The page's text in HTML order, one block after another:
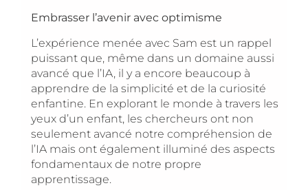
Embrasser l’avenir avec optimisme
L’expérience menée avec Sam est un rappel
puissant que, même dans un domaine aussi
avancé que l’IA, il y a encore beaucoup à
apprendre de la simplicité et de la curiosité
enfantine. En explorant le monde à travers les
yeux d’un enfant, les chercheurs ont non
seulement avancé notre compréhension de
l’IA mais ont également illuminé des aspects
fondamentaux de notre propre
apprentissage.